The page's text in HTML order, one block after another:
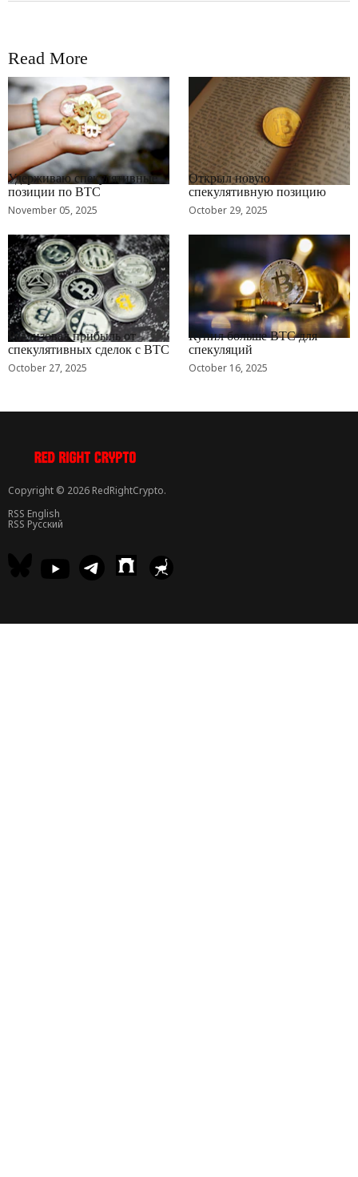
Read More
RRCNEWS_RU
Удерживаю спекулятивные
позиции по BTC
November 05, 2025
RRCNEWS_RU
Открыл новую
спекулятивную позицию
October 29, 2025
RRCNEWS_RU
Реализовал прибыль от
спекулятивных сделок с BTC
October 27, 2025
RRCNEWS_RU
Купил больше BTC для
спекуляций
October 16, 2025
Copyright © 2026 RedRightCrypto.
RSS English
RSS Русский